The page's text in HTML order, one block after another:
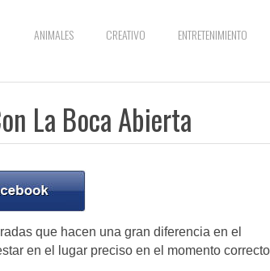
ANIMALES CREATIVO ENTRETENIMIENTO
La Boca Abierta
que hacen una gran diferencia en el
en el lugar preciso en el momento